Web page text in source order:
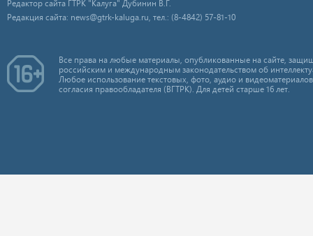
Редактор сайта ГТРК "Калуга" Дубинин В.Г.
Редакция сайта: news@gtrk-kaluga.ru, тел.: (8-4842) 57-81-10
Все права на любые материалы, опубликованные на сайте,
российским и международным законодательством об
Любое использование текстовых, фото, аудио и
согласия правообладателя (ВГТРК). Для детей старше 16 лет.